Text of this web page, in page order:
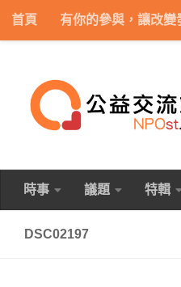
Skip to content
首頁 有你的參與，讓改變
時事 議題 特輯
DSC02197